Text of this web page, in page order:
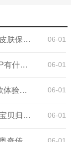
读书怎么创建小圈子)
公孙离星元皮肤特效（公孙离星元皮肤保底多少战令币） 06-01
最终幻想7核心危机神罗屋敷（PSP有什么联机游戏） 06-01
博德之门3美女捏脸（可以推荐几款体验好的武侠游戏吗） 06-01
魔力宝贝归来宠物技能详解（魔力宝贝归来宠物满档是几档） 06-01